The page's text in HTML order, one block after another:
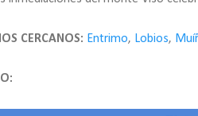
CERCANOS: Entrimo, Lobios,